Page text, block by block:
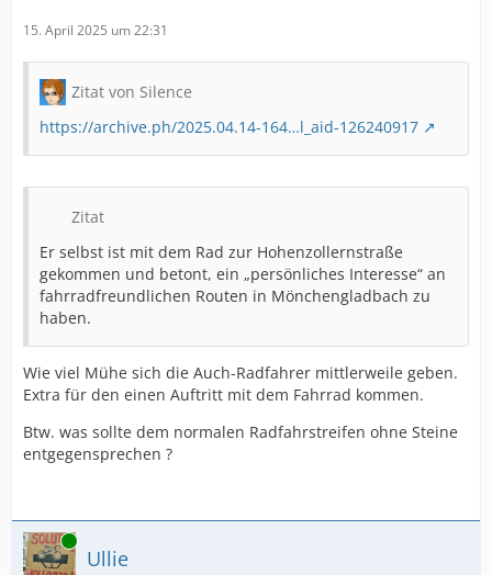
15. April 2025 um 22:31
Zitat von Silence
https://archive.ph/2025.04.14-164…l_aid-126240917
Zitat
Er selbst ist mit dem Rad zur Hohenzollernstraße
gekommen und betont, ein „persönliches Interesse“ an
fahrradfreundlichen Routen in Mönchengladbach zu
haben.
Wie viel Mühe sich die Auch-Radfahrer mittlerweile geben.
Extra für den einen Auftritt mit dem Fahrrad kommen.
Btw. was sollte dem normalen Radfahrstreifen ohne Steine
entgegensprechen ?
Online
Ullie